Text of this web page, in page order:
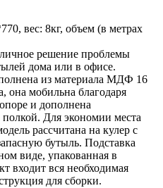
вес: 8кг, объем (в метрах
решение проблемы
дома или в офисе.
из материала МДФ 16
она мобильна благодаря
и дополнена
Для экономии места
рассчитана на кулер с
бутыль. Подставка
виде, упакованная в
входит вся необходимая
для сборки.